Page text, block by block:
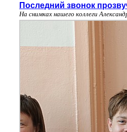
Последний звонок
На снимках нашего коллеги